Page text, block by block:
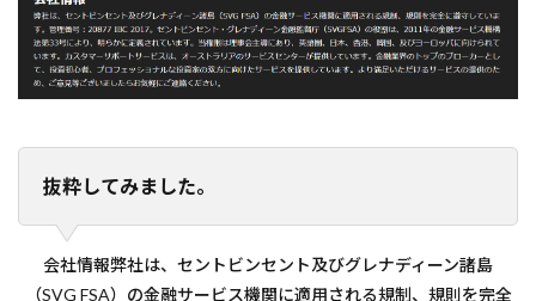
抜粋してみました。
会社情報弊社は、セントビンセント及びグレナディーン諸島
（SVG FSA）の金融サービス機関に適用される規制、規則を完全